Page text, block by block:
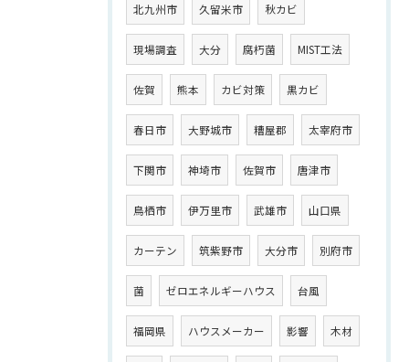
北九州市 久留米市 秋カビ
現場調査 大分 腐朽菌 MIST工法
佐賀 熊本 カビ対策 黒カビ
春日市 大野城市 糟屋郡 太宰府市
下関市 神埼市 佐賀市 唐津市
鳥栖市 伊万里市 武雄市 山口県
カーテン 筑紫野市 大分市 別府市
菌 ゼロエネルギーハウス 台風
福岡県 ハウスメーカー 影響 木材